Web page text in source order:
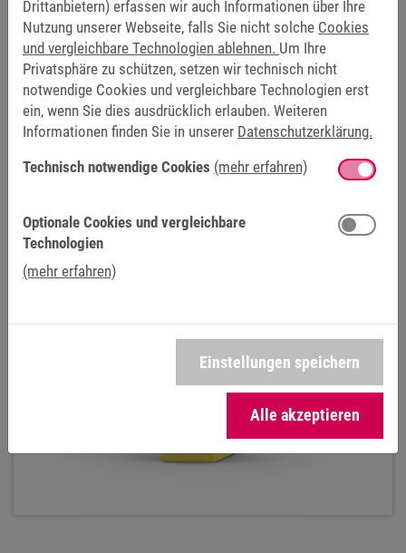
C6 SAFETY I/O
Drittanbietern) erfassen wir auch Informationen über Ihre
Nutzung unserer Webseite, falls Sie nicht solche Cookies
und vergleichbare Technologien ablehnen. Um Ihre
Privatsphäre zu schützen, setzen wir technisch nicht
notwendige Cookies und vergleichbare Technologien erst
ein, wenn Sie dies ausdrücklich erlauben. Weiteren
Informationen finden Sie in unserer Datenschutzerklärung.
Technisch notwendige Cookies (mehr erfahren)
Optionale Cookies und vergleichbare
Technologien
(mehr erfahren)
Einstellungen speichern
Alle akzeptieren